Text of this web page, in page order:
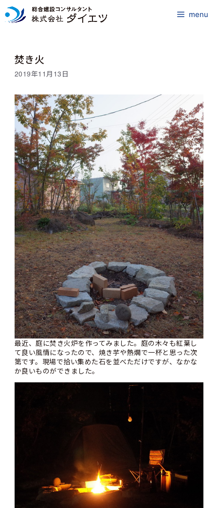
コ
ン
menu
焚き火
2019年11月13日
最近、庭に焚き火炉を作ってみました。庭の木々も紅葉し
て良い風情になったので、焼き芋や熱燗で一杯と思った次
第です。現場で拾い集めた石を並べただけですが、なかな
か良いものができました。